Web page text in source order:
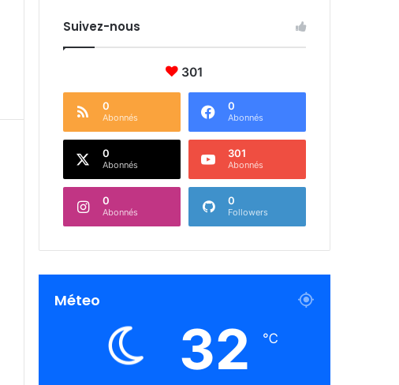
Suivez-nous
301
0
Abonnés
0
Abonnés
0
Abonnés
301
Abonnés
0
Abonnés
0
Followers
Méteo
32 ℃